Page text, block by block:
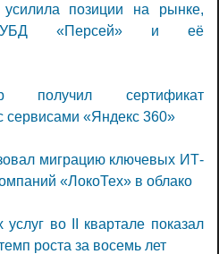
позиции на рынке,
СУБД «Персей» и её
получил сертификат
сервисами «Яндекс 360»
миграцию ключевых ИТ-
«ЛокоТех» в облако
во II квартале показал
роста за восемь лет